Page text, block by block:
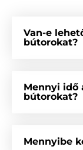
Van-e
bútorokat?
Mennyi idő
bútorokat?
Mennyibe